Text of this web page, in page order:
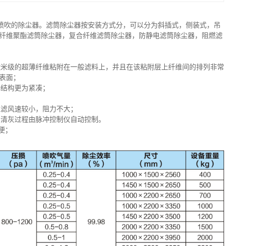
的除尘器。滤筒除尘器按安装方式分，可以分为斜插式，侧装式，吊
维聚酯滤筒除尘器，复合纤维滤筒除尘器，防静电滤筒除尘器，阻燃滤
级的超薄纤维粘附在一般滤料上，并且在该粘附层上纤维间的排列非常
面；
构更为紧凑；
风速较小，阻力不大；
灰过程由脉冲控制仪自动控制。
；